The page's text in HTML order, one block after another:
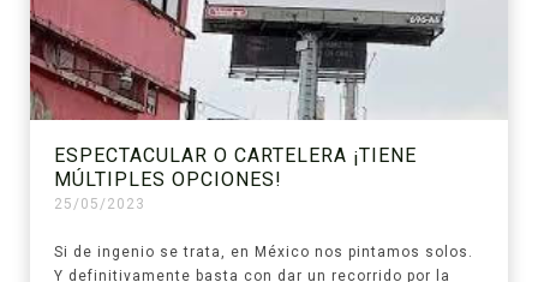
ESPECTACULAR O CARTELERA ¡TIENE
MÚLTIPLES OPCIONES!
25/05/2023
Si de ingenio se trata, en México nos pintamos solos.
Y definitivamente basta con dar un recorrido por la